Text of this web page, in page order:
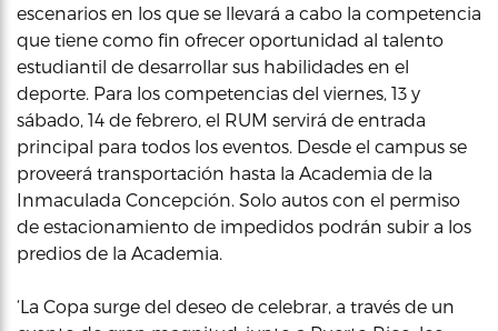
escenarios en los que se llevará a cabo la competencia
que tiene como fin ofrecer oportunidad al talento
estudiantil de desarrollar sus habilidades en el
deporte. Para los competencias del viernes, 13 y
sábado, 14 de febrero, el RUM servirá de entrada
principal para todos los eventos. Desde el campus se
proveerá transportación hasta la Academia de la
Inmaculada Concepción. Solo autos con el permiso
de estacionamiento de impedidos podrán subir a los
predios de la Academia.
‘La Copa surge del deseo de celebrar, a través de un